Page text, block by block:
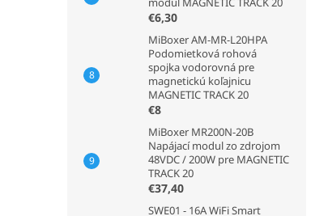
€6,30
MiBoxer AM-MR-L20HPA
Podomietková rohová
spojka vodorovná pre
magnetickú koľajnicu
MAGNETIC TRACK 20
€8
MiBoxer MR200N-20B
Napájací modul zo zdrojom
48VDC / 200W pre MAGNETIC
TRACK 20
€37,40
SWE01 - 16A WiFi Smart